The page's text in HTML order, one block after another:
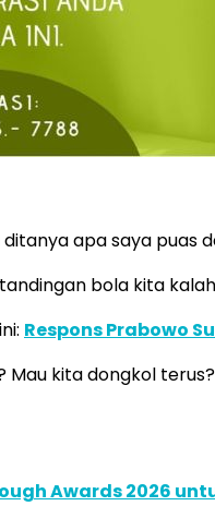
apa saya puas
bola kita
Respons Prabowo
Mau kita dongkol
Awards 2026